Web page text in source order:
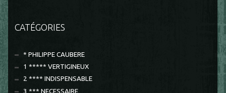
CATÉGORIES
* PHILIPPE CAUBERE
1 ***** VERTIGINEUX
2 **** INDISPENSABLE
3 *** NECESSAIRE